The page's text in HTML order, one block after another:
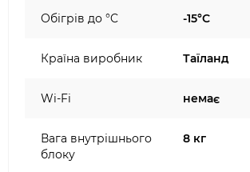
Обігрів до °C -15°C
Країна виробник Таїланд
Wi-Fi немає
Вага внутрішнього
блоку
8 кг